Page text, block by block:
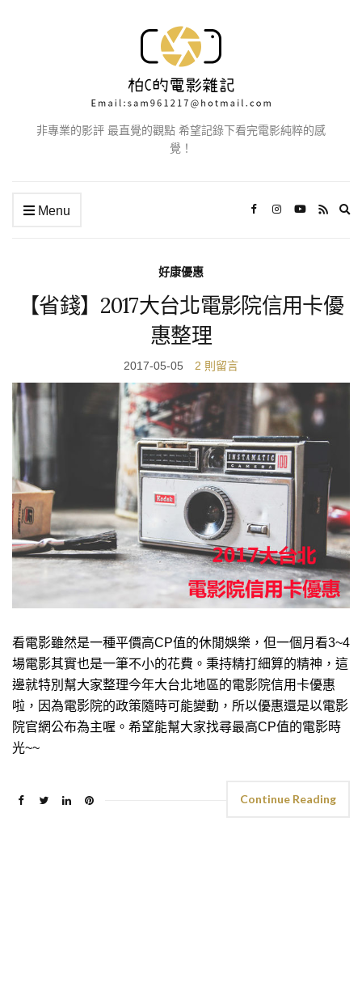
非專業的影評 最直覺的觀點 希望記錄下看完電影純粹的感
覺！
Menu
好康優惠
【省錢】2017大台北電影院信用卡優
惠整理
2017-05-05 2 則留言
看電影雖然是一種平價高CP值的休閒娛樂，但一個月看3~4
場電影其實也是一筆不小的花費。秉持精打細算的精神，這
邊就特別幫大家整理今年大台北地區的電影院信用卡優惠
啦，因為電影院的政策隨時可能變動，所以優惠還是以電影
院官網公布為主喔。希望能幫大家找尋最高CP值的電影時
光~~
Continue Reading